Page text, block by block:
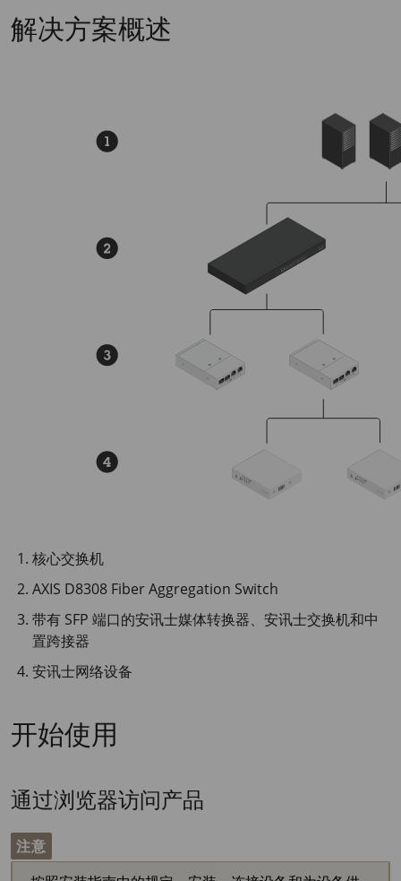
解决方案概述
核心交换机
AXIS D8308 Fiber Aggregation Switch
带有 SFP 端口的安讯士媒体转换器、安讯士交换机和中
置跨接器
安讯士网络设备
开始使用
通过浏览器访问产品
注意